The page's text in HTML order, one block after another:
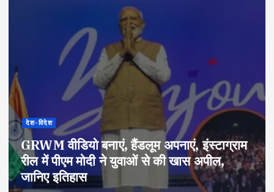
देश-विदेश
GRWM वीडियो बनाएं, हैंडलूम अपनाएं, इंस्टाग्राम
रील में पीएम मोदी ने युवाओं से की खास अपील,
जानिए इतिहास